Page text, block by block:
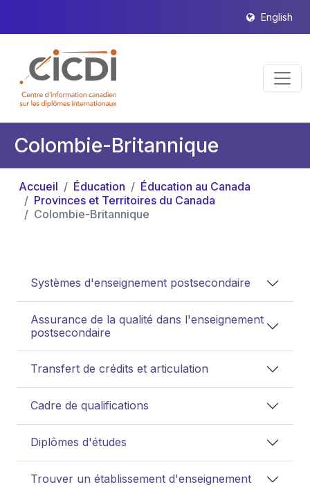
English
Colombie-Britannique
Accueil Éducation
Éducation au Canada
Provinces et Territoires du Canada
Colombie-Britannique
Systèmes d'enseignement postsecondaire
Assurance de la qualité dans l'enseignement
postsecondaire
Transfert de crédits et articulation
Cadre de qualifications
Diplômes d'études
Trouver un établissement d'enseignement